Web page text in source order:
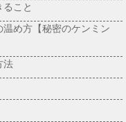
こと
め方【秘密のケンミン
法